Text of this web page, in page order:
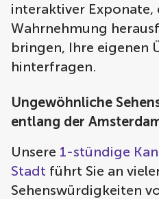
interaktiver Exponate,
Wahrnehmung
bringen, Ihre eigenen
hinterfragen.
Ungewöhnliche
entlang der
Unsere 1-stündige
Stadt führt Sie an
Sehenswürdigkeiten